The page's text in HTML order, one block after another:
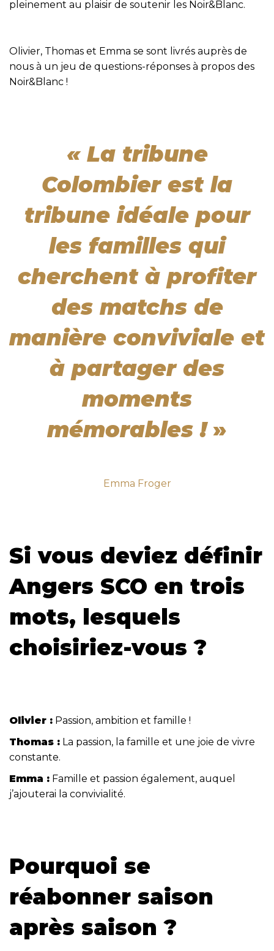
pleinement au plaisir de soutenir les Noir&Blanc.
Olivier, Thomas et Emma se sont livrés auprès de
nous à un jeu de questions-réponses à propos des
Noir&Blanc !
« La tribune
Colombier est la
tribune idéale pour
les familles qui
cherchent à profiter
des matchs de
manière conviviale et
à partager des
moments
mémorables !»
Emma Froger
Si vous deviez définir
Angers SCO en trois
mots, lesquels
choisiriez-vous ?
Olivier : Passion, ambition et famille !
Thomas : La passion, la famille et une joie de vivre
constante.
Emma : Famille et passion également, auquel
j’ajouterai la convivialité.
Pourquoi se
réabonner saison
après saison ?